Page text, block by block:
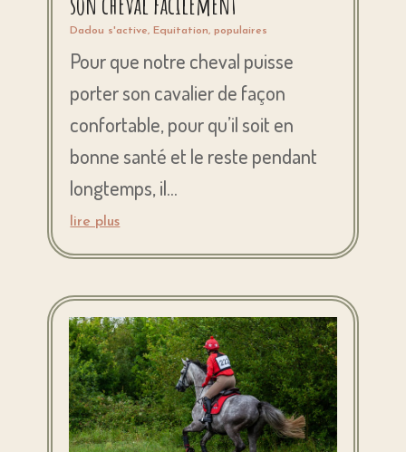
Dadou s'active, Equitation,populaires
Pour que notre cheval puisse
porter son cavalier de façon
confortable, pour qu’il soit en
bonne santé et le reste pendant
longtemps, il...
lire plus